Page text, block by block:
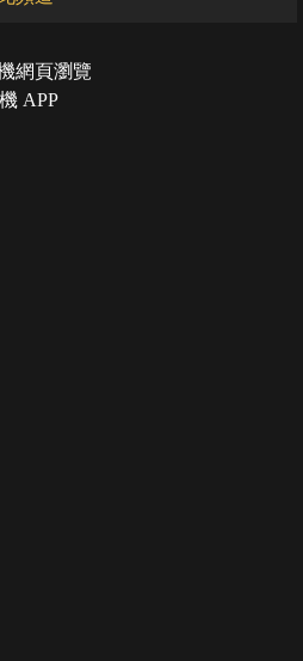
網頁瀏覽
APP